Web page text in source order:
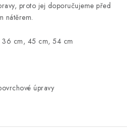
proto jej doporučujeme před
nátěrem.
36 cm, 45 cm, 54 cm
úpravy